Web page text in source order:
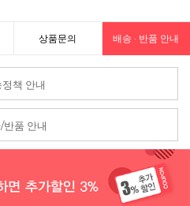
상품문의 배송 · 반품 안내
책 안내
반품 안내